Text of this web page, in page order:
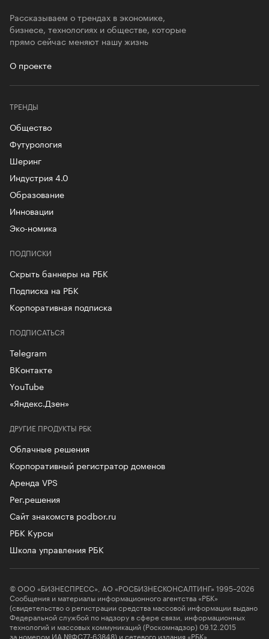
Рассказываем о трендах в экономике,
бизнесе, технологиях и обществе, которые
прямо сейчас меняют нашу жизнь
О проекте
ТРЕНДЫ
Общество
Футурология
Шеринг
Индустрия 4.0
Образование
Инновации
Эко-номика
ПОДПИСКИ
Скрыть баннеры на РБК
Подписка на РБК
Корпоративная подписка
ДРУГИЕ ПРОДУКТЫ РБК
Облачные решения
Корпоративный регистратор доменов
Аренда VPS
Рег.решения
Сайт знакомств podbor.ru
РБК Курсы
Школа управления РБК
ПОДПИСАТЬСЯ
Telegram
ВКонтакте
YouTube
«Яндекс.Дзен»
© ООО «БИЗНЕСПРЕСС», АО «РОСБИЗНЕСКОНСАЛТИНГ» 1995–2026
Сообщения и материалы информационного агентства «РБК»
(свидетельство о регистрации средства массовой информации выдано
Федеральной службой по надзору в сфере связи, информационных
технологий и массовых коммуникаций (Роскомнадзор) 09.12.2015
за номером ИА №ФС77-63848) и сетевого издания «РБК»